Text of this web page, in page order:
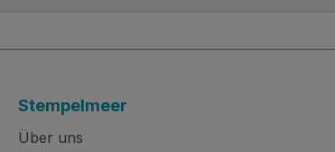
Stempelmeer
Über uns